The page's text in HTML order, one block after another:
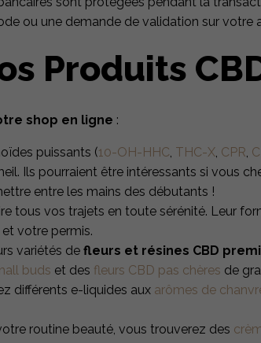
ou une demande de validation sur votre
Produits
shop en ligne :
puissants (10-OH-HHC THC-X CPR
Ils pourraient être intéressants si vous
entre les mains des débutants !
tous vos trajets en toute sérénité. Leur
votre permis.
variétés de fleurs et résines CBD
buds et des fleurs CBD pas chères de
différents e-liquides aux arômes de
routine beauté, vous trouverez des